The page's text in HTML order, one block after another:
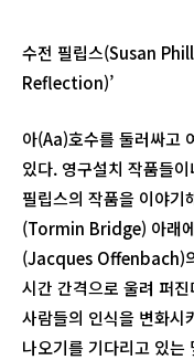
수전 필립스(Susan
Reflection)’
아(Aa)호수를 둘러싸고
있다. 영구설치 작품들
필립스의 작품을 이야기
(Tormin Bridge) 아래
(Jacques Offenbach)
시간 간격으로 울려 퍼
사람들의 인식을 변화시
나오기를 기다리고 있는